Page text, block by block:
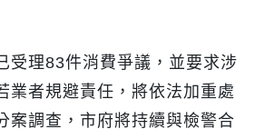
受理83件消費爭議，並要求涉
業者規避責任，將依法加重處
案調查，市府將持續與檢警合